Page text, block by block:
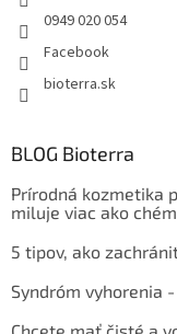
0949 020 054
Facebook
bioterra.sk
BLOG Bioterra
Prírodná kozmetika
miluje viac ako
5 tipov, ako
Syndróm vyhorenia